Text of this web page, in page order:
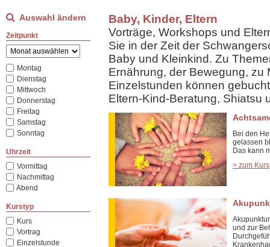
Auswahl ändern
Zeitpunkt
Montag
Dienstag
Mittwoch
Donnerstag
Freitag
Samstag
Sonntag
Uhrzeit
Vormittag
Nachmittag
Abend
Kurstyp
Kurs
Vortrag
Einzelstunde
Baby, Kinder, Eltern
Vorträge, Workshops und
Sie in der Zeit der
Baby und Kleinkind. Zu
Ernährung, der Bewegung, zu
Einzelstunden können
Eltern-Kind-Beratung, Shiatsu
Bei den
gelassen
Das kann
> zum Kurs
und zur